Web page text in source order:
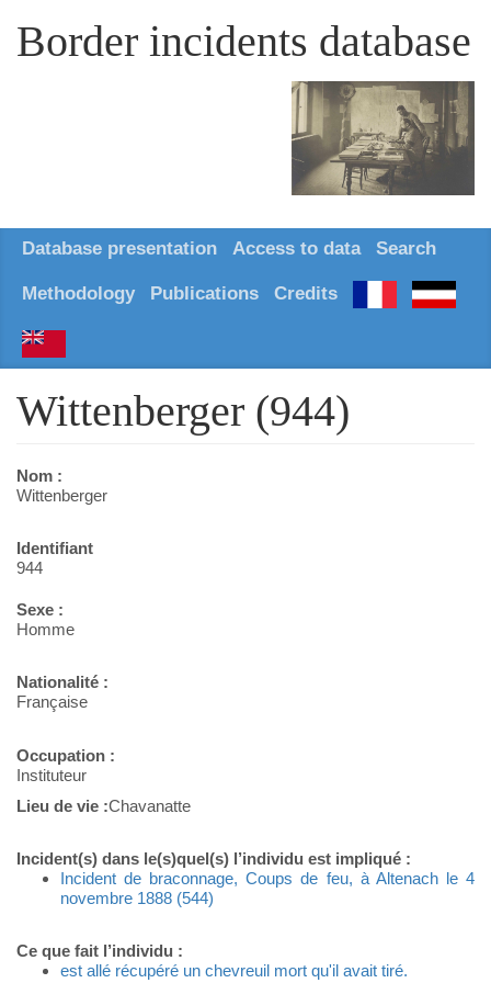
Border incidents database
Database presentation Access to data Search
Methodology Publications Credits
Wittenberger (944)
Nom :
Wittenberger
Identifiant
944
Sexe :
Homme
Nationalité :
Française
Occupation :
Instituteur
Lieu de vie :Chavanatte
Incident(s) dans le(s)quel(s) l’individu est impliqué :
Incident de braconnage, Coups de feu, à Altenach le 4
novembre 1888 (544)
Ce que fait l’individu :
est allé récupéré un chevreuil mort qu'il avait tiré.